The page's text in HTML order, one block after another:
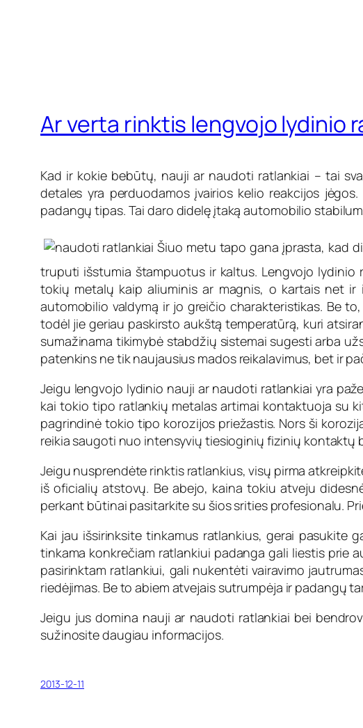
Ar verta rinktis lengvojo lydinio
Kad ir kokie bebūtų, nauji ar naudoti ratlankiai – tai
detales yra perduodamos įvairios kelio reakcijos
padangų tipas. Tai daro didelę įtaką automobilio
Šiuo metu tapo gana įprasta, kad
truputi išstumia štampuotus ir kaltus. Lengvojo lydinio
tokių metalų kaip aliuminis ar magnis, o kartais net
automobilio valdymą ir jo greičio charakteristikas. Be
todėl jie geriau paskirsto aukštą temperatūrą, kuri
sumažinama tikimybė stabdžių sistemai sugesti arba
patenkins ne tik naujausius mados reikalavimus, bet ir
Jeigu lengvojo lydinio nauji ar naudoti ratlankiai yra
kai tokio tipo ratlankių metalas artimai kontaktuoja su
pagrindinė tokio tipo korozijos priežastis. Nors ši
reikia saugoti nuo intensyvių tiesioginių fizinių kontaktų
Jeigu nusprendėte rinktis ratlankius, visų pirma
iš oficialių atstovų. Be abejo, kaina tokiu atveju
perkant būtinai pasitarkite su šios srities profesionalu.
Kai jau išsirinksite tinkamus ratlankius, gerai pasukite
tinkama konkrečiam ratlankiui padanga gali liestis prie
pasirinktam ratlankiui, gali nukentėti vairavimo
riedėjimas. Be to abiem atvejais sutrumpėja ir padangų
Jeigu jus domina nauji ar naudoti ratlankiai bei
sužinosite daugiau informacijos.
2013-12-11